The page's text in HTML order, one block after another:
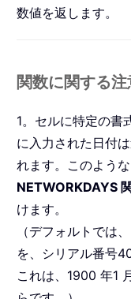
数値を返します。
関数に関する
1。セルに特定の書
に入力された日付
れます。このよう
NETWORKDAYS
けます。
（デフォルトでは
を、シリアル番号
これは、1900 年1